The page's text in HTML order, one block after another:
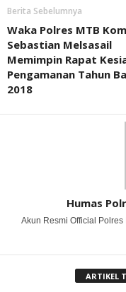
Berita Sebelumnya
Waka Polres MTB
Sebastian Melsasail
Memimpin Rapat
Pengamanan Tahun
2018
Humas
Akun Resmi Official
ARTIKEL